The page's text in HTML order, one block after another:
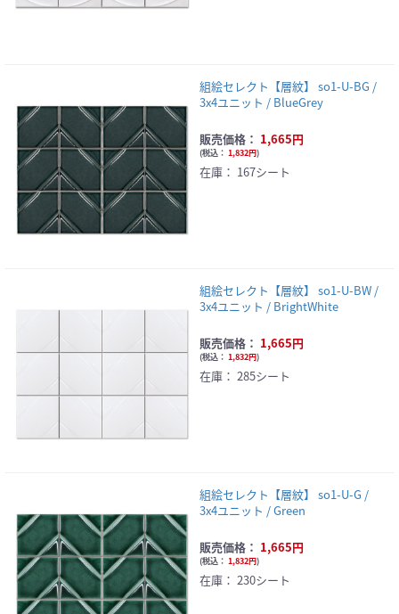
組絵セレクト【層紋】 so1-U-BG /
3x4ユニット / BlueGrey
販売価格： 1,665円
(税込： 1,832円)
在庫： 167シート
組絵セレクト【層紋】 so1-U-BW /
3x4ユニット / BrightWhite
販売価格： 1,665円
(税込： 1,832円)
在庫： 285シート
組絵セレクト【層紋】 so1-U-G /
3x4ユニット / Green
販売価格： 1,665円
(税込： 1,832円)
在庫： 230シート